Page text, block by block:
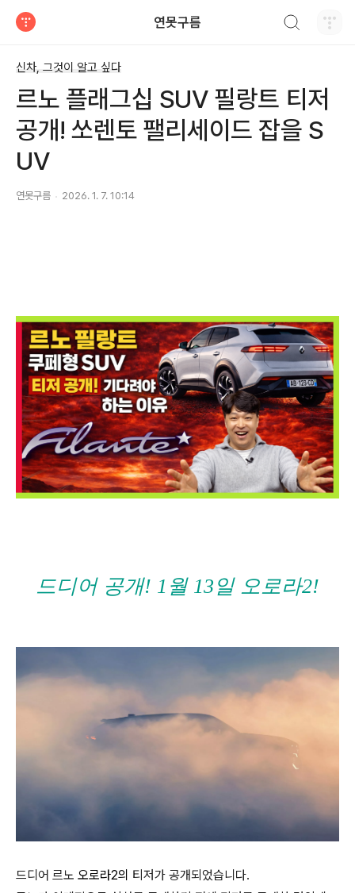
연못구름
신차, 그것이 알고 싶다
르노 플래그십 SUV 필랑트 티저
공개! 쏘렌토 팰리세이드 잡을 S
UV
연못구름 2026. 1. 7. 10:14
드디어 공개! 1월 13일 오로라2!
드디어 르노 오로라2의 티저가 공개되었습니다.